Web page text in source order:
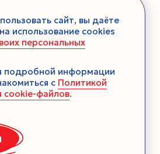
конфиденциальности
сайт, вы даёте
на использование cookies
персональных
подробной информации
с Политикой
cookie-файлов.